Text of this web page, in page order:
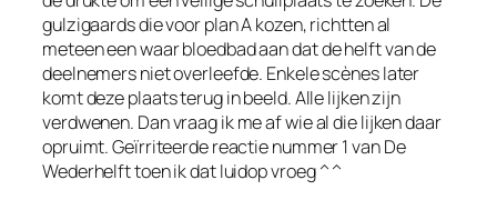
gulzigaards die voor plan A kozen, richtten al
meteen een waar bloedbad aan dat de helft van de
deelnemers niet overleefde. Enkele scènes later
komt deze plaats terug in beeld. Alle lijken zijn
verdwenen. Dan vraag ik me af wie al die lijken daar
opruimt. Geïrriteerde reactie nummer 1 van De
Wederhelft toen ik dat luidop vroeg ^^